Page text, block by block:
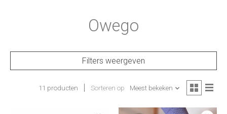
Owego
Filters weergeven
11 producten Sorteren op Meest bekeken